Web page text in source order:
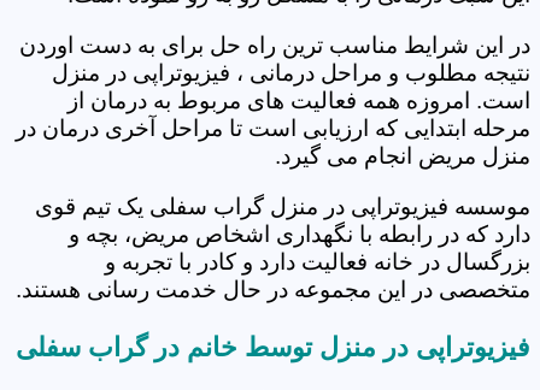
در این شرایط مناسب ترین راه حل برای به دست اوردن
نتیجه مطلوب و مراحل درمانی ، فیزیوتراپی در منزل
است. امروزه همه فعالیت های مربوط به درمان از
مرحله ابتدایی که ارزیابی است تا مراحل آخری درمان در
منزل مریض انجام می گیرد.
موسسه فیزیوتراپی در منزل گراب سفلی یک تیم قوی
دارد که در رابطه با نگهداری اشخاص مریض، بچه و
بزرگسال در خانه فعالیت دارد و کادر با تجربه و
متخصصی در این مجموعه در حال خدمت رسانی هستند.
فیزیوتراپی در منزل توسط خانم در گراب سفلی